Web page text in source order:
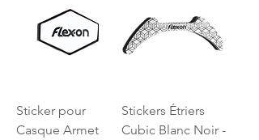
Sticker pour
Casque Armet
Stickers Étriers
Cubic Blanc Noir -